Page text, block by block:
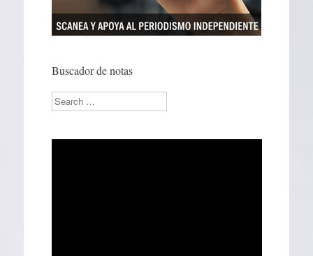
Buscador de notas
Search